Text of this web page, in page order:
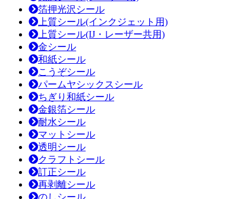
箔押光沢シール
上質シール(インクジェット用)
上質シール(IJ・レーザー共用)
金シール
和紙シール
こうぞシール
パームヤシックスシール
ちぎり和紙シール
金銀箔シール
耐水シール
マットシール
透明シール
クラフトシール
訂正シール
再剥離シール
のしシール